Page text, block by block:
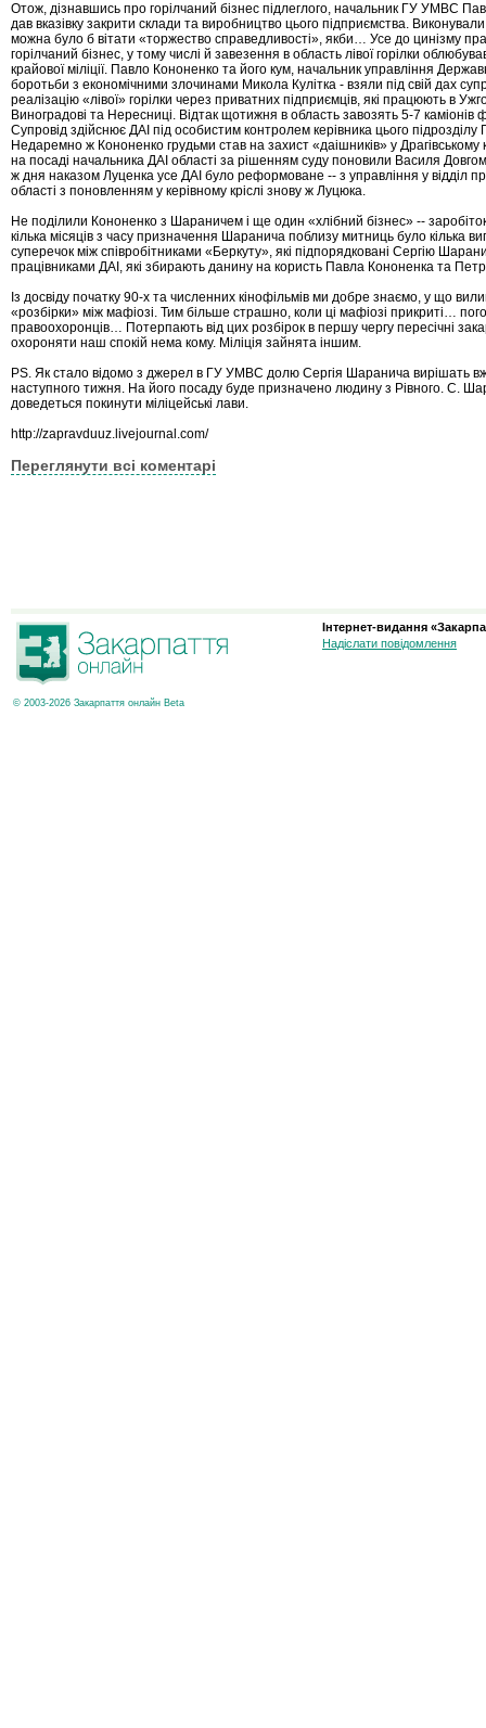
Отож, дізнавшись про горілчаний бізнес підлеглого, начальник ГУ УМВС
дав вказівку закрити склади та виробництво цього підприємства. Виконували
можна було б вітати «торжество справедливості», якби… Усе до цинізму
горілчаний бізнес, у тому числі й завезення в область лівої горілки
крайової міліції. Павло Кононенко та його кум, начальник управління
боротьби з економічними злочинами Микола Кулітка - взяли під свій дах
реалізацію «лівої» горілки через приватних підприємців, які працюють в
Виноградові та Нересниці. Відтак щотижня в область завозять 5-7 каміонів
Супровід здійснює ДАІ під особистим контролем керівника цього
Недаремно ж Кононенко грудьми став на захист «даішників» у Драгівському
на посаді начальника ДАІ області за рішенням суду поновили Василя
ж дня наказом Луценка усе ДАІ було реформоване -- з управління у відділ
області з поновленням у керівному кріслі знову ж Луцюка.
Не поділили Кононенко з Шараничем і ще один «хлібний бізнес» --
кілька місяців з часу призначення Шаранича поблизу митниць було кілька
суперечок між співробітниками «Беркуту», які підпорядковані Сергію
працівниками ДАІ, які збирають данину на користь Павла Кононенка та
Із досвіду початку 90-х та численних кінофільмів ми добре знаємо, у що
«розбірки» між мафіозі. Тим більше страшно, коли ці мафіозі прикриті…
правоохоронців… Потерпають від цих розбірок в першу чергу пересічні
охороняти наш спокій нема кому. Міліція зайнята іншим.
PS. Як стало відомо з джерел в ГУ УМВС долю Сергія Шаранича вирішать
наступного тижня. На його посаду буде призначено людину з Рівного. С.
доведеться покинути міліцейські лави.
http://zapravduuz.livejournal.com/
Переглянути всі коментарі
© 2003-2026 Закарпаття онлайн Beta
Інтернет-видання
Надіслати повідомлення